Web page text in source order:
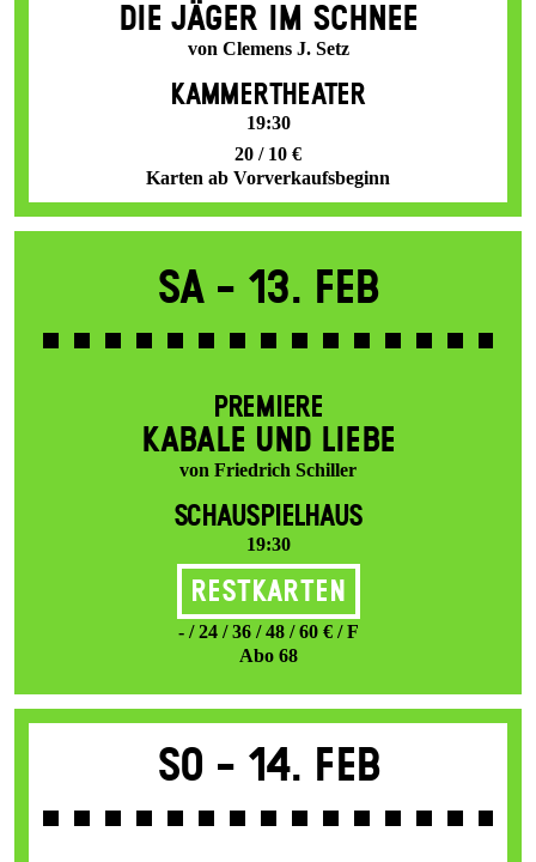
DIE JÄGER IM SCHNEE
von Clemens J. Setz
KAMMERTHEATER
19:30
20 / 10 €
Karten ab Vorverkaufsbeginn
Sa - 13. Feb
PREMIERE
KABALE UND LIEBE
von Friedrich Schiller
SCHAUSPIELHAUS
19:30
Restkarten
- / 24 / 36 / 48 / 60 € / F
Abo 68
So - 14. Feb